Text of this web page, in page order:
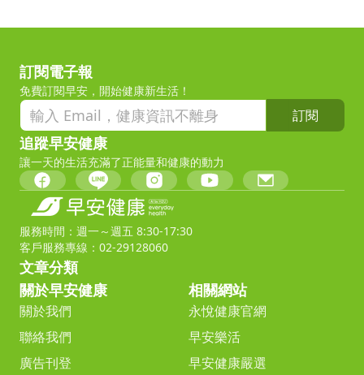
訂閱電子報
免費訂閱早安，開始健康新生活！
訂閱
追蹤早安健康
讓一天的生活充滿了正能量和健康的動力
服務時間：週一～週五 8:30-17:30
客戶服務專線：02-29128060
文章分類
關於早安健康
關於我們
聯絡我們
廣告刊登
相關網站
永悅健康官網
早安樂活
早安健康嚴選